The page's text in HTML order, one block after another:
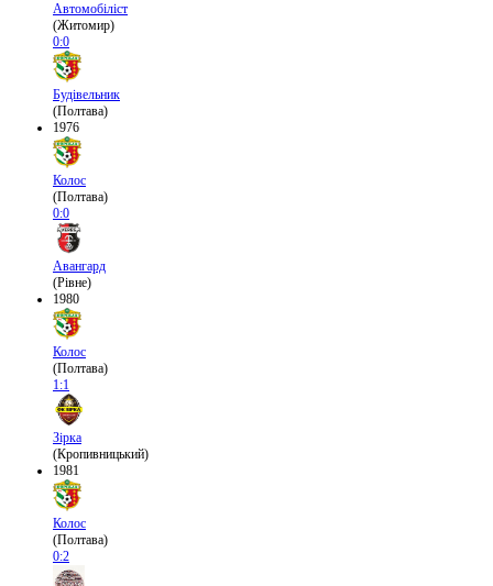
Автомобіліст
(Житомир)
0:0
Будівельник
(Полтава)
1976
Колос
(Полтава)
0:0
Авангард
(Рівне)
1980
Колос
(Полтава)
1:1
Зірка
(Кропивницький)
1981
Колос
(Полтава)
0:2